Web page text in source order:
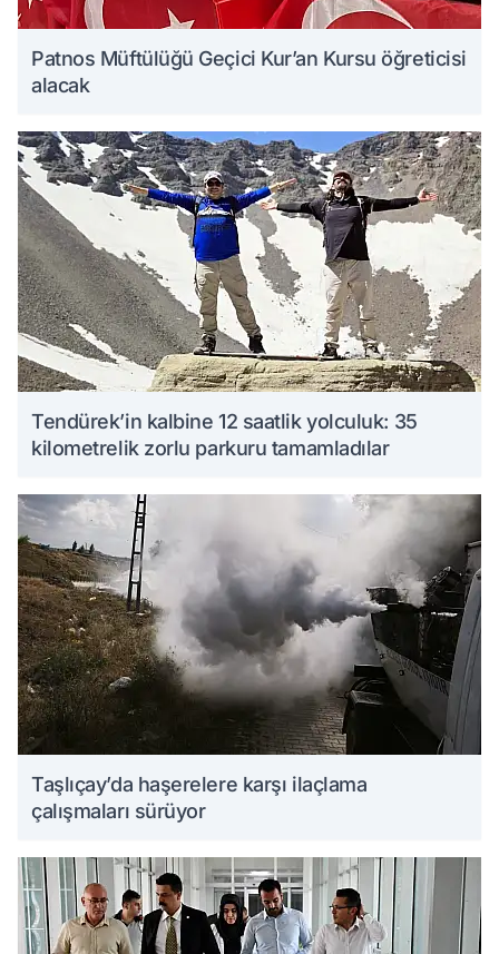
Patnos Müftülüğü Geçici Kur’an Kursu öğreticisi
alacak
Tendürek’in kalbine 12 saatlik yolculuk: 35
kilometrelik zorlu parkuru tamamladılar
Taşlıçay’da haşerelere karşı ilaçlama
çalışmaları sürüyor